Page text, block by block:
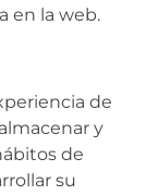
en la web.
de
y
de
su